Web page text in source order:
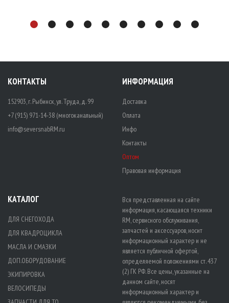
КОНТАКТЫ
152903, г. Рыбинск, ул. Труда, д. 99
+7 (915) 971-14-38 (многоканальный)
info@seversnabRM.ru
ИНФОРМАЦИЯ
Доставка
Оплата
Инфо
Контакты
Оптом
Правовая информация
КАТАЛОГ
ДЛЯ СНЕГОХОДА
ДЛЯ КВАДРОЦИКЛА
МАСЛА И СМАЗКИ
ДОП.ОБОРУДОВАНИЕ
ЭКИПИРОВКА
ВЕЛОСИПЕДЫ
Вся представленная на сайте
информация, касающаяся техники
RM, сервисного обслуживания,
запчастей и аксессуаров, носит
информационный характер и не
является публичной офертой,
определяемой положениями ст. 437
(2) ГК РФ. Все цены, указанные на
данном сайте, носят
информационный характер и